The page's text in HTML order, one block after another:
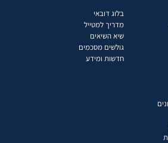
בלוג דובאי
מדריך למטייל
שיא השיאים
גולשים מסכמים
חדשות ומידע